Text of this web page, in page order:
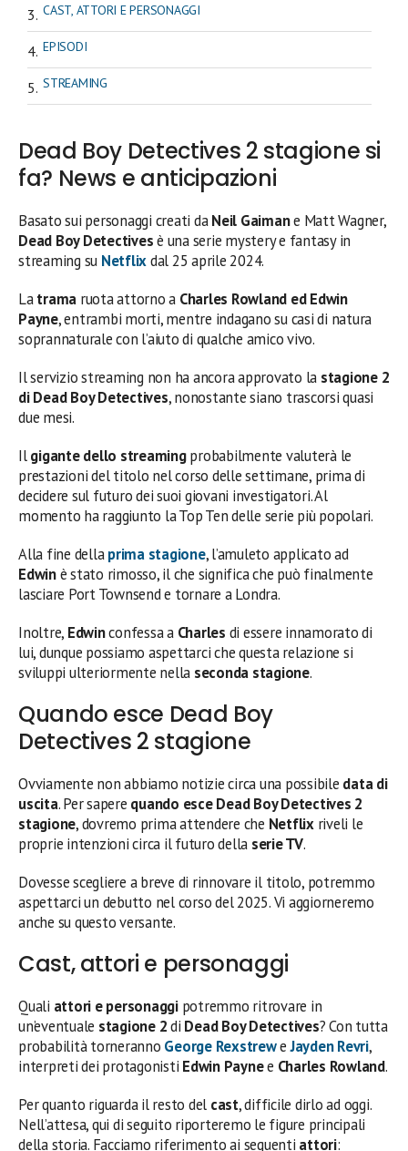
CAST, ATTORI E PERSONAGGI
EPISODI
STREAMING
Dead Boy Detectives 2 stagione si
fa? News e anticipazioni
Basato sui personaggi creati daNeil Gaimane Matt Wagner,
Dead Boy Detectivesè una serie mystery e fantasy in
streaming su Netflixdal 25 aprile 2024.
Latrama ruota attorno a Charles Rowland ed Edwin
Payne, entrambi morti, mentre indagano su casi di natura
soprannaturale con l’aiuto di qualche amico vivo.
Il servizio streaming non ha ancora approvato la stagione 2
di Dead Boy Detectives, nonostante siano trascorsi quasi
due mesi.
Ilgigante dello streamingprobabilmente valuterà le
prestazioni del titolo nel corso delle settimane, prima di
decidere sul futuro dei suoi giovani investigatori. Al
momento ha raggiunto la Top Ten delle serie più popolari.
Alla fine dellaprima stagione, l’amuleto applicato ad
Edwinè stato rimosso, il che significa che può finalmente
lasciare Port Townsend e tornare a Londra.
Inoltre, Edwinconfessa a Charles di essere innamorato di
lui, dunque possiamo aspettarci che questa relazione si
sviluppi ulteriormente nella seconda stagione.
Quando esce Dead Boy
Detectives 2 stagione
Ovviamente non abbiamo notizie circa una possibile data di
uscita. Per sapere quando esce Dead Boy Detectives 2
stagione, dovremo prima attendere che Netflixriveli le
proprie intenzioni circa il futuro della serie TV.
Dovesse scegliere a breve di rinnovare il titolo, potremmo
aspettarci un debutto nel corso del 2025. Vi aggiorneremo
anche su questo versante.
Cast, attori e personaggi
Quali attori e personaggipotremmo ritrovare in
un’eventuale stagione 2di Dead Boy Detectives? Con tutta
probabilità torneranno George RexstreweJayden Revri,
interpreti dei protagonisti Edwin Paynee Charles Rowland.
Per quanto riguarda il resto del cast, difficile dirlo ad oggi.
Nell’attesa, qui di seguito riporteremo le figure principali
della storia. Facciamo riferimento ai seguenti attori: